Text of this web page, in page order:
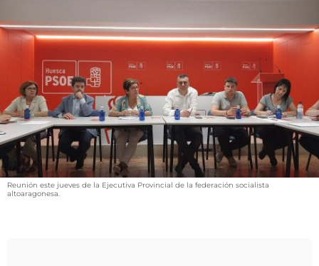
SOCIEDAD
OPINIÓN
GALERÍAS
VÍDEOS
CONTACTAR
AGENDA
CARTELERA
Reunión este jueves de la Ejecutiva Provincial de la federación socialista
altoaragonesa.